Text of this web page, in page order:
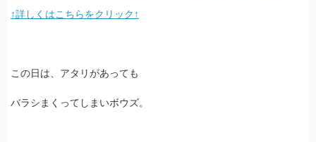
↑詳しくはこちらをクリック↑
この日は、アタリがあっても
バラシまくってしまいボウズ。